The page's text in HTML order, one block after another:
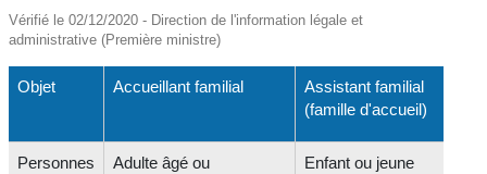
Vérifié le 02/12/2020 - Direction de l'information légale et
administrative (Première ministre)
Objet Accueillant familial
Assistant familial
(famille d'accueil)
Personnes
Adulte âgé ou
Enfant ou jeune